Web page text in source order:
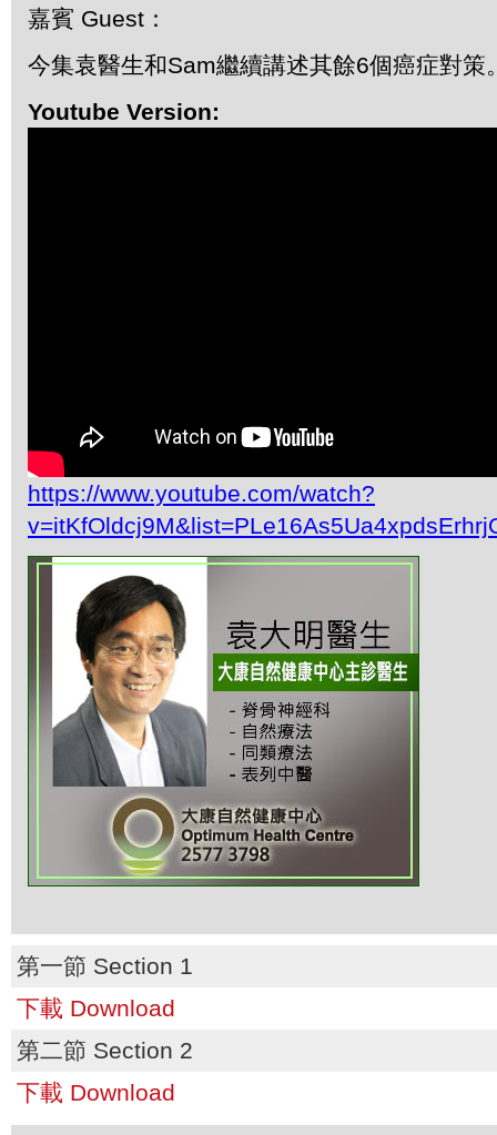
嘉賓 Guest：
今集袁醫生和Sam繼續講述其餘6個癌症對策
Youtube Version:
https://www.youtube.com/watch?
第一節 Section 1
下載 Download
第二節 Section 2
下載 Download